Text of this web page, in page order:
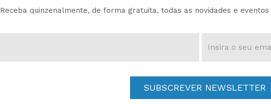
Receba quinzenalmente, de forma gratuita, todas as novidades e
SUBSCREVER NEWSLETTER